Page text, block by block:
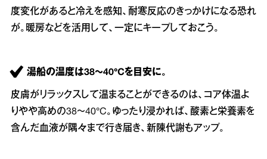
度変化があると冷えを感知、耐寒反応のきっかけになる恐れ
が。暖房などを活用して、一定にキープしておこう。
湯船の温度は38～40°Cを目安に。
皮膚がリラックスして温まることができるのは、コア体温よ
りやや高めの38～40°C。ゆったり浸かれば、酸素と栄養素を
含んだ血液が隅々まで行き届き、新陳代謝もアップ。